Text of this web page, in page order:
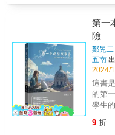
師、
而復
得活
建築
勒．
擁有
一步
教育
有一
已達
際作
第一
築師
學建
驅、
（當
統建
國南
廬、
第一
水高
入樓
部首
地景。
為順
動，
本欲
夢想
即不
麼？
的貢
力？
藤更
判；
第一
險
鄭晃二
五南
2024/
這書
的第
學生
女與
9 折